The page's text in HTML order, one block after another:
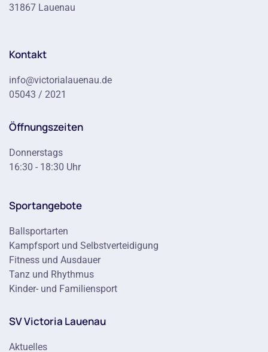
31867 Lauenau
Kontakt
info@victorialauenau.de
05043 / 2021
Öffnungszeiten
Donnerstags
16:30 - 18:30 Uhr
Sportangebote
Ballsportarten
Kampfsport und Selbstverteidigung
Fitness und Ausdauer
Tanz und Rhythmus
Kinder- und Familiensport
SV Victoria Lauenau
Aktuelles